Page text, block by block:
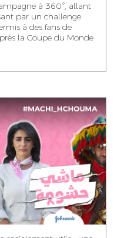
WISSAL KHALIFI
INFLUENCE
MANAGER
MAHA SAKOUT
HEAD OF SOCIAL &
CONTENT
SAWSANE LAHBIBI
PRODUCTION
DIRECTOR
à 360°, allant
par un challenge
à des fans de
la Coupe du Monde